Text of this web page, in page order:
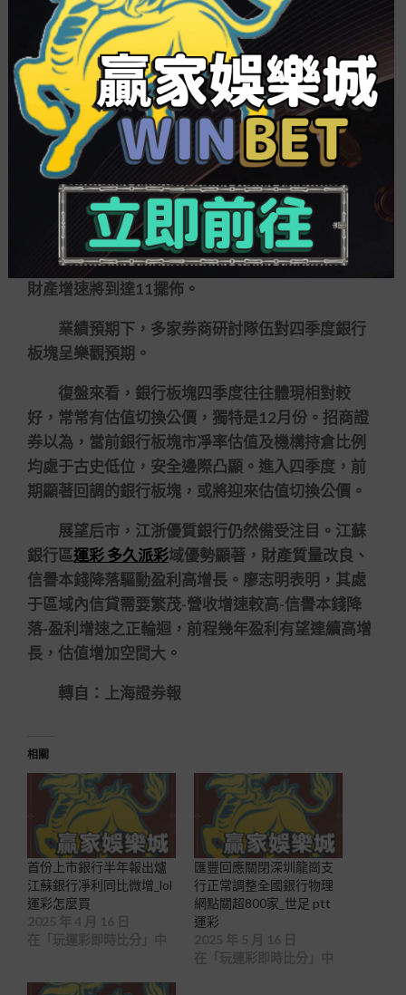
行年內漲幅達1906。
據悉，10月底前，上市銀行三季報將陸續露
面。多位銀產業內人士預測，本年上市銀行三季報
整體將較為樂觀，盈利有望保持較好體現，銀行股
估值修復可期。
中國銀行研討院發行的《環球銀產業展望匯
報》顯示，三季度銀產業全心辦事實體經濟，規模
增長根基夯實。展望四季度，中國銀產業將通過精
確直達的信貸投放繼續加大對實體經濟的支持力
度，推進財產規模增長，預測2022年終商務銀行總
財產增速將到達11擺佈。
業績預期下，多家券商研討隊伍對四季度銀行
板塊呈樂觀預期。
復盤來看，銀行板塊四季度往往體現相對較
好，常常有估值切換公價，獨特是12月份。招商證
券以為，當前銀行板塊市凈率估值及機構持倉比例
均處于古史低位，安全邊際凸顯。進入四季度，前
期顯著回調的銀行板塊，或將迎來估值切換公價。
展望后市，江浙優質銀行仍然備受注目。江蘇
銀行區運彩 多久派彩域優勢顯著，財產質量改良、
信譽本錢降落驅動盈利高增長。廖志明表明，其處
于區域內信貸需要繁茂-營收增速較高-信譽本錢降
落-盈利增速之正輪迴，前程幾年盈利有望連續高增
長，估值增加空間大。
轉自：上海證券報
相關
首份上市銀行半年報出爐
江蘇銀行凈利同比微增_lol
運彩怎麼買
匯豐回應關閉深圳龍崗支
行正常調整全國銀行物理
網點關超800家_世足 ptt
運彩